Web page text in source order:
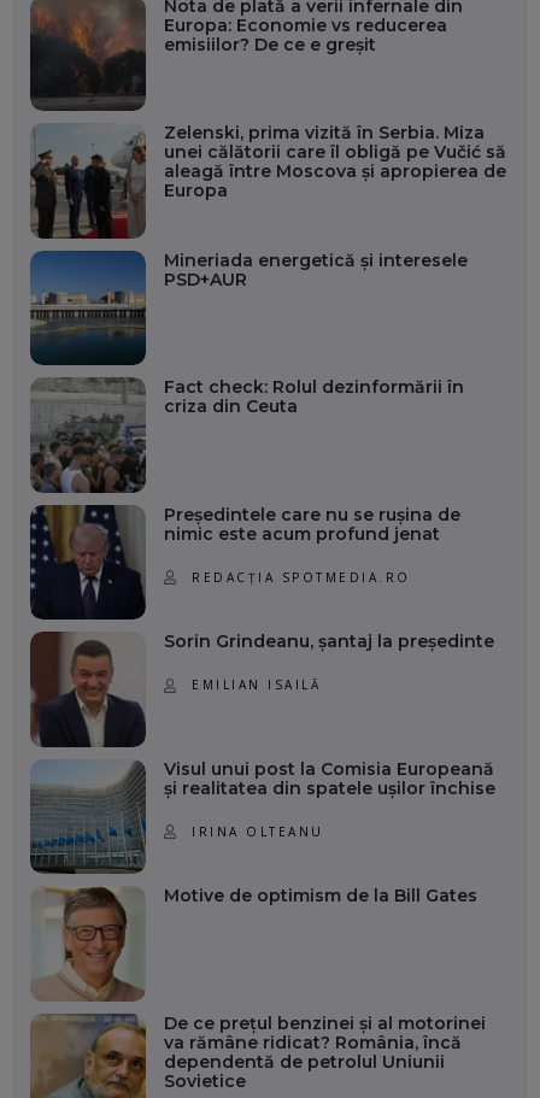
Nota de plată a verii infernale din
Europa: Economie vs reducerea
emisiilor? De ce e greșit
Zelenski, prima vizită în Serbia. Miza
unei călătorii care îl obligă pe Vučić să
aleagă între Moscova și apropierea de
Europa
Mineriada energetică și interesele
PSD+AUR
Fact check: Rolul dezinformării în
criza din Ceuta
Președintele care nu se rușina de
nimic este acum profund jenat
REDACȚIA SPOTMEDIA.RO
Sorin Grindeanu, șantaj la președinte
EMILIAN ISAILĂ
Visul unui post la Comisia Europeană
și realitatea din spatele ușilor închise
IRINA OLTEANU
Motive de optimism de la Bill Gates
De ce prețul benzinei și al motorinei
va rămâne ridicat? România, încă
dependentă de petrolul Uniunii
Sovietice